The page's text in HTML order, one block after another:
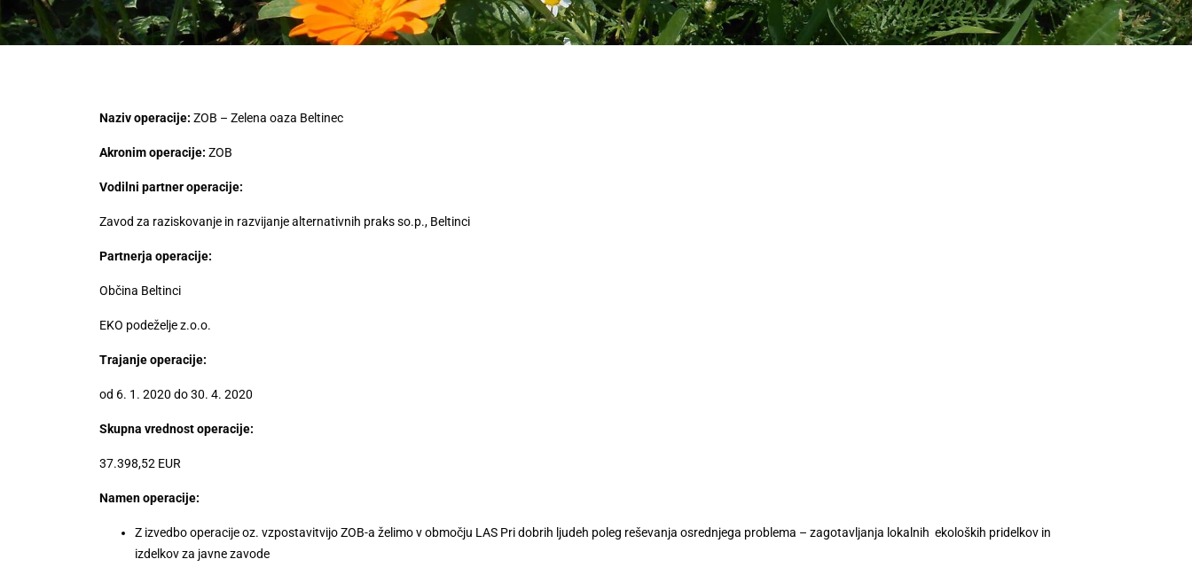
Naziv operacije: ZOB – Zelena oaza Beltinec
Akronim operacije: ZOB
Vodilni partner operacije:
Zavod za raziskovanje in razvijanje alternativnih praks so.p., Beltinci
Partnerja operacije:
Občina Beltinci
EKO podeželje z.o.o.
Trajanje operacije:
od 6. 1. 2020 do 30. 4. 2020
Skupna vrednost operacije:
37.398,52 EUR
Namen operacije:
Z izvedbo operacije oz. vzpostavitvijo ZOB-a želimo v območju LAS Pri dobrih ljudeh poleg reševanja osrednjega problema – zagotavljanja lokalnih ekoloških pridelkov in
izdelkov za javne zavode